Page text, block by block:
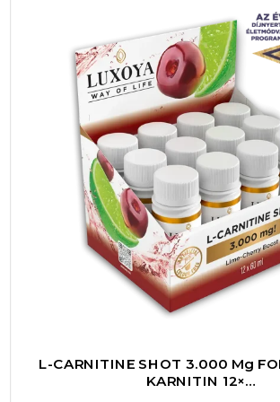
lehető legjobb eredményeket éred
Ár-érték arányban a Skylux 5
115000 forintért elérhető, ami egy
minőségű, professzionális
esetében kedvező árnak számít.
alkalom így átlagosan 23 000
ami a személyre szabott, magas
kezelésekhez képest kiváló
lelki jólétedbe. A bérlet
időt és pénzt is spórolhatsz, hiszen
alkalom egyben való megvásárlása
kedvezményesebb, mintha
A head spa bérlet használata
L-CARNITINE SHOT 3.000 Mg
KARNITIN 12×…